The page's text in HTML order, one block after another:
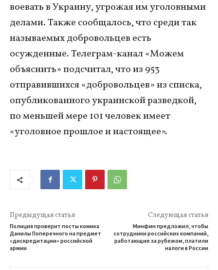
воевать в Украину, угрожая им уголовными
делами. Также сообщалось, что среди так
называемых добровольцев есть
осужденные. Телеграм-канал «Можем
объяснить» подсчитал, что из 953
отправившихся «добровольцев» из списка,
опубликованного украинской разведкой,
по меньшей мере 101 человек имеет
«уголовное прошлое и настоящее».
Предыдущая статья
Полиция проверит посты комика
Данилы Поперечного на предмет
«дискредитации» российской
армии
Следующая статья
Минфин предложил, чтобы
сотрудники российских компаний,
работающие за рубежом, платили
налоги в России